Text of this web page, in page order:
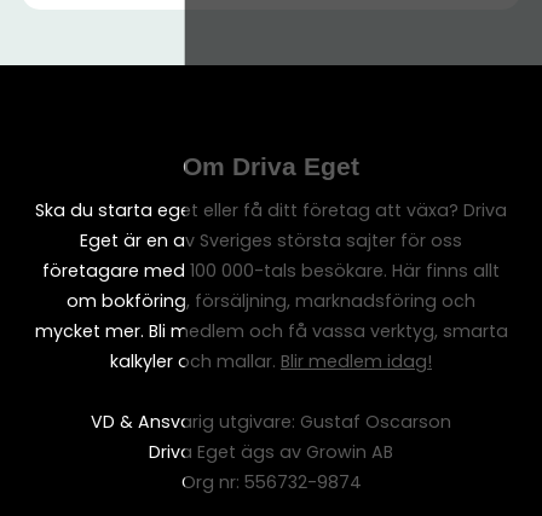
Om Driva Eget
Ska du starta eget eller få ditt företag att växa? Driva
Eget är en av Sveriges största sajter för oss
företagare med 100 000-tals besökare. Här finns allt
om bokföring, försäljning, marknadsföring och
mycket mer. Bli medlem och få vassa verktyg, smarta
kalkyler och mallar. Blir medlem idag!
VD & Ansvarig utgivare: Gustaf Oscarson
Driva Eget ägs av Growin AB
Org nr: 556732-9874